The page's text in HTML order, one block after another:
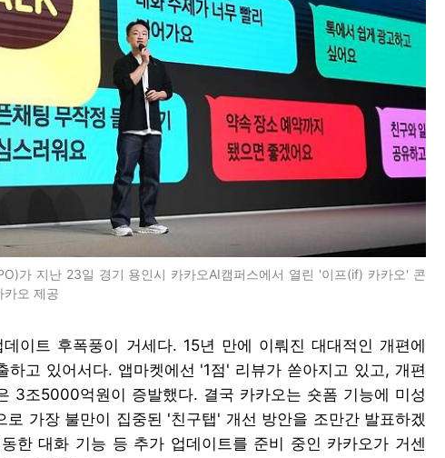
가 지난 23일 경기 용인시 카카오AI캠퍼스에서 열린 '이프(if) 카카오' 콘
오 제공
이트 후폭풍이 거세다. 15년 만에 이뤄진 대대적인 개편에
하고 있어서다. 앱마켓에선 '1점' 리뷰가 쏟아지고 있고, 개편
3조5000억원이 증발했다. 결국 카카오는 숏폼 기능에 미성
로 가장 불만이 집중된 '친구탭' 개선 방안을 조만간 발표하겠
한 대화 기능 등 추가 업데이트를 준비 중인 카카오가 거센